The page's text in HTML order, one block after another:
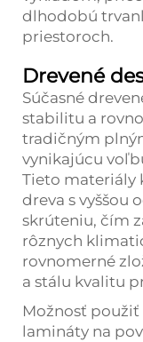
dlhodobú
priestoroch.
Drevené
Súčasné
stabilitu a
tradičným
vynikajúcu
Tieto materiály
dreva s vyššou
skrúteniu, čím
rôznych
rovnomerné
a stálu kvalitu
Možnosť použiť
lamináty na